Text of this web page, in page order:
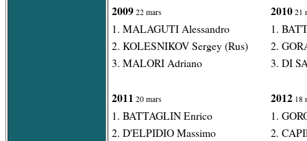
2009 22 mars
1. MALAGUTI Alessandro
2. KOLESNIKOV Sergey (Rus)
3. MALORI Adriano
2011 20 mars
1. BATTAGLIN Enrico
2. D'ELPIDIO Massimo
2010 21
1.
2.
3. DI
2012 18
1.
2.